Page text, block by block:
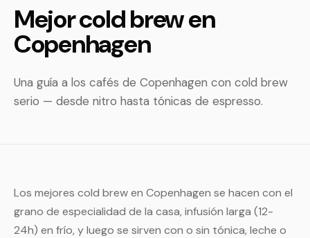
Mejor cold brew en
Copenhagen
Una guía a los cafés de Copenhagen con cold brew
serio — desde nitro hasta tónicas de espresso.
Los mejores cold brew en Copenhagen se hacen con el
grano de especialidad de la casa, infusión larga (12-
24h) en frío, y luego se sirven con o sin tónica, leche o